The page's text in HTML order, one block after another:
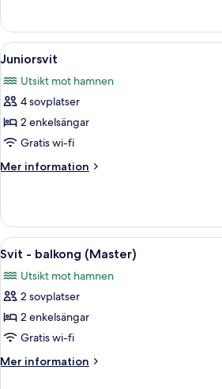
säng
(Plus)
rum
1
säng
(Plus)
Öppna
alla
foton
för
Juniorsvit
5
Juniorsvit
Utsikt mot hamnen
4 sovplatser
2 enkelsängar
Gratis wi-fi
Mer information
Mer
Öppna
alla
foton
för
Svit
-
balkong
(Master)
Ett
5
Svit - balkong (Master)
Utsikt mot hamnen
2 sovplatser
2 enkelsängar
Gratis wi-fi
Mer information
Mer